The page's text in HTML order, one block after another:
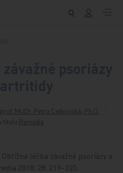
prof. MUDr. Petra Cetkovská, Ph.D.
titulu Remedia
léčba závažné psoriázy a
2018; 28: 219–220.